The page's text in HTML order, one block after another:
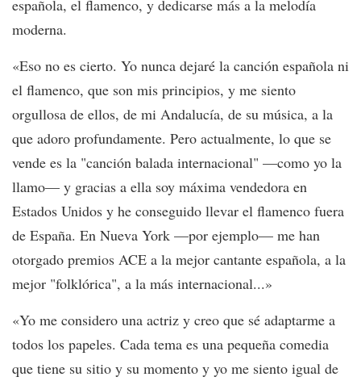
española, el flamenco, y dedicarse más a la melodía
moderna.
«Eso no es cierto. Yo nunca dejaré la canción española ni
el flamenco, que son mis principios, y me siento
orgullosa de ellos, de mi Andalucía, de su música, a la
que adoro profundamente. Pero actualmente, lo que se
vende es la "canción balada internacional" —como yo la
llamo— y gracias a ella soy máxima vendedora en
Estados Unidos y he conseguido llevar el flamenco fuera
de España. En Nueva York —por ejemplo— me han
otorgado premios ACE a la mejor cantante española, a la
mejor "folklórica", a la más internacional...»
«Yo me considero una actriz y creo que sé adaptarme a
todos los papeles. Cada tema es una pequeña comedia
que tiene su sitio y su momento y yo me siento igual de